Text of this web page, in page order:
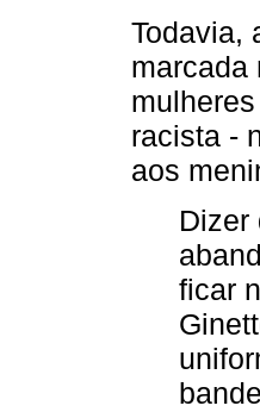
Todavia,
marcada
racista -
aos
Dizer
ficar